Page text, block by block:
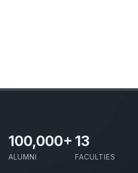
100,000+
ALUMNI
13
FACULTIES